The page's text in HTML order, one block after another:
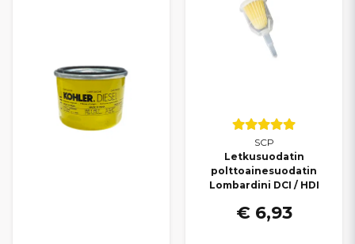
SCP
Letkusuodatin
polttoainesuodatin
Lombardini DCI / HDI
€ 6,93